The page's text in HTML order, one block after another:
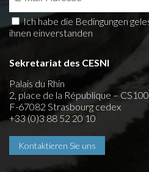
Ich habe die Bedingungen
ihnen einverstanden
Sekretariat des CESNI
Palais du Rhin
2, place de la République –
F-67082 Strasbourg cedex
+33 (0)3 88 52 20 10
Kontaktieren Sie uns